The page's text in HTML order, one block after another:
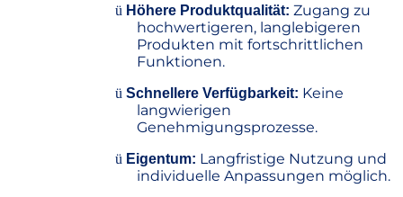
ü Höhere Produktqualität: Zugang zu
hochwertigeren, langlebigeren
Produkten mit fortschrittlichen
Funktionen.
ü Schnellere Verfügbarkeit: Keine
langwierigen
Genehmigungsprozesse.
ü Eigentum: Langfristige Nutzung und
individuelle Anpassungen möglich.